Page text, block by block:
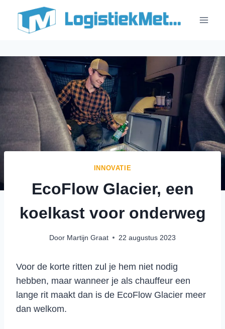
Doorgaan
inhoud
INNOVATIE
EcoFlow Glacier, een
koelkast voor onderweg
Door Martijn Graat 22 augustus 2023
Voor de korte ritten zul je hem niet nodig
hebben, maar wanneer je als chauffeur een
lange rit maakt dan is de EcoFlow Glacier meer
dan welkom.